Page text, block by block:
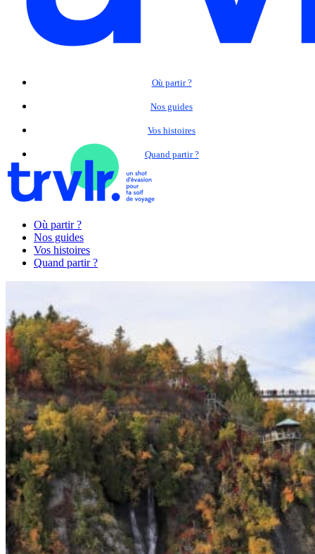
Où partir ?
Nos guides
Vos histoires
Quand partir ?
Où partir ?
Nos guides
Vos histoires
Quand partir ?